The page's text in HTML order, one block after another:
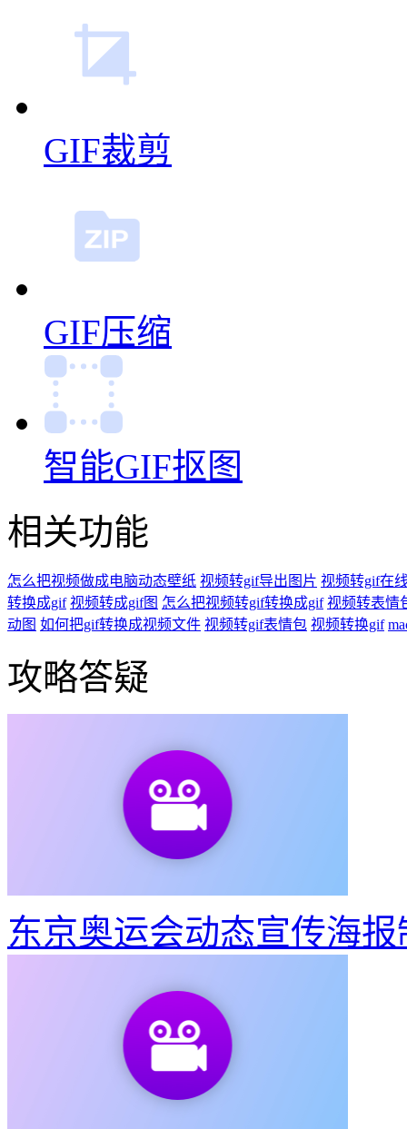
GIF裁剪
GIF压缩
智能GIF抠图
相关功能
怎么把视频做成电脑动态壁纸 视频转gif导出图片 视频转gif在
转换成gif 视频转成gif图 怎么把视频转gif转换成gif 视频转表情
动图 如何把gif转换成视频文件 视频转gif表情包 视频转换gif
攻略答疑
东京奥运会动态宣传海